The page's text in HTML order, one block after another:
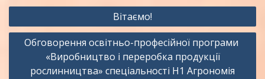
Навігація
записів
Вітаємо!
Обговорення освітньо-професійної програми
«Виробництво і переробка продукції
рослинництва» спеціальності Н1 Агрономія